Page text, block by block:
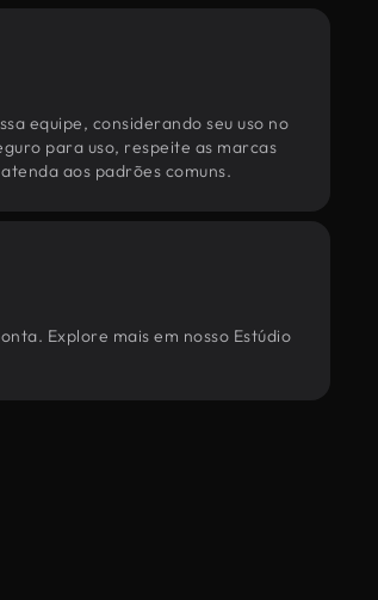
equipe, considerando seu uso no
para uso, respeite as marcas
aos padrões comuns.
Explore mais em nosso Estúdio